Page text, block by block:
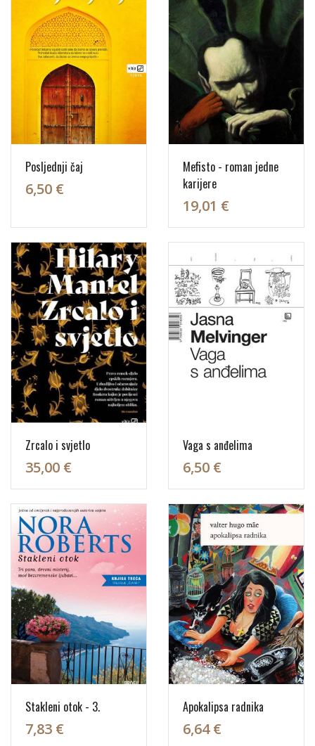
Posljednji čaj
6,50 €
Mefisto - roman jedne
karijere
19,01 €
Zrcalo i svjetlo
35,00 €
Vaga s anđelima
6,50 €
Stakleni otok - 3.
7,83 €
Apokalipsa radnika
6,64 €